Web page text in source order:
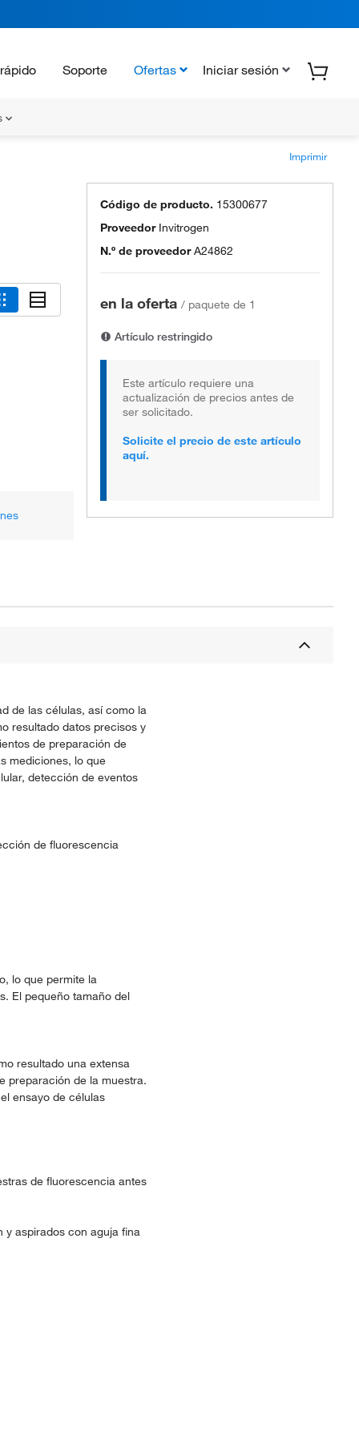
Soporte Ofertas Iniciar sesión
Imprimir
Código de producto. 15300677
Proveedor Invitrogen
N.º de proveedor A24862
en la oferta / paquete de 1
Artículo restringido
Este artículo requiere una
actualización de precios antes de
ser solicitado.
Solicite el precio de este artículo
aquí.
de las células, así como la
resultado datos precisos y
de preparación de
mediciones, lo que
detección de eventos
de fluorescencia
lo que permite la
El pequeño tamaño del
resultado una extensa
preparación de la muestra.
ensayo de células
de fluorescencia antes
y aspirados con aguja fina